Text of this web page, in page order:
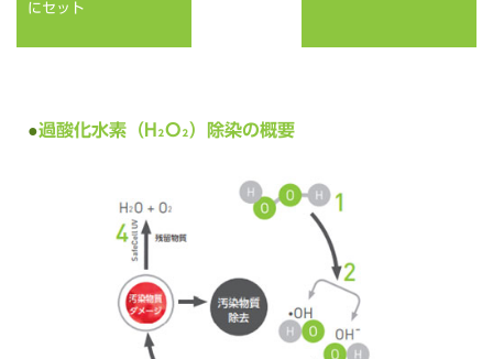
にセット
過酸化水素（H₂O₂）除染の概要